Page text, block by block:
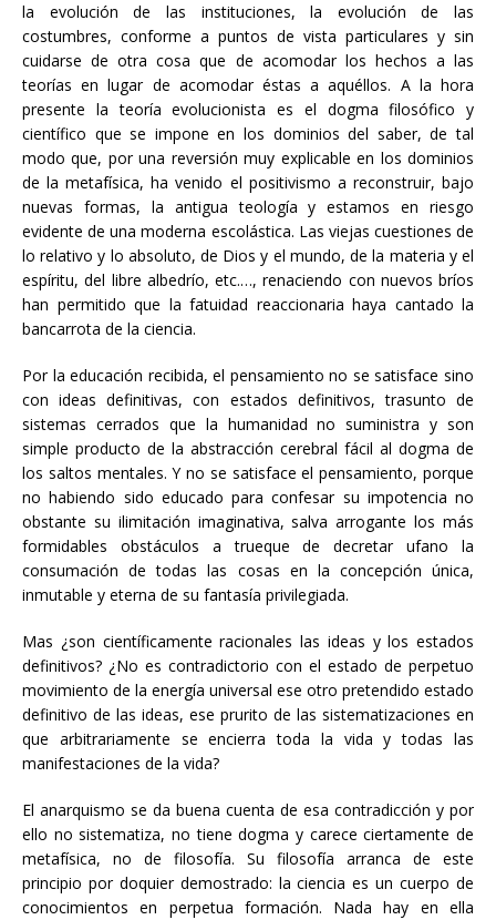
la evolución de las instituciones, la evolución de las
costumbres, conforme a puntos de vista particulares y sin
cuidarse de otra cosa que de acomodar los hechos a las
teorías en lugar de acomodar éstas a aquéllos. A la hora
presente la teoría evolucionista es el dogma filosófico y
científico que se impone en los dominios del saber, de tal
modo que, por una reversión muy explicable en los dominios
de la metafísica, ha venido el positivismo a reconstruir, bajo
nuevas formas, la antigua teología y estamos en riesgo
evidente de una moderna escolástica. Las viejas cuestiones de
lo relativo y lo absoluto, de Dios y el mundo, de la materia y el
espíritu, del libre albedrío, etc.…, renaciendo con nuevos bríos
han permitido que la fatuidad reaccionaria haya cantado la
bancarrota de la ciencia.
Por la educación recibida, el pensamiento no se satisface sino
con ideas definitivas, con estados definitivos, trasunto de
sistemas cerrados que la humanidad no suministra y son
simple producto de la abstracción cerebral fácil al dogma de
los saltos mentales. Y no se satisface el pensamiento, porque
no habiendo sido educado para confesar su impotencia no
obstante su ilimitación imaginativa, salva arrogante los más
formidables obstáculos a trueque de decretar ufano la
consumación de todas las cosas en la concepción única,
inmutable y eterna de su fantasía privilegiada.
Mas ¿son científicamente racionales las ideas y los estados
definitivos? ¿No es contradictorio con el estado de perpetuo
movimiento de la energía universal ese otro pretendido estado
definitivo de las ideas, ese prurito de las sistematizaciones en
que arbitrariamente se encierra toda la vida y todas las
manifestaciones de la vida?
El anarquismo se da buena cuenta de esa contradicción y por
ello no sistematiza, no tiene dogma y carece ciertamente de
metafísica, no de filosofía. Su filosofía arranca de este
principio por doquier demostrado: la ciencia es un cuerpo de
conocimientos en perpetua formación. Nada hay en ella